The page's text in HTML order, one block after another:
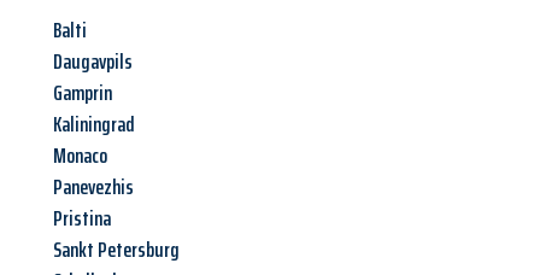
Balti
Daugavpils
Gamprin
Kaliningrad
Monaco
Panevezhis
Pristina
Sankt Petersburg